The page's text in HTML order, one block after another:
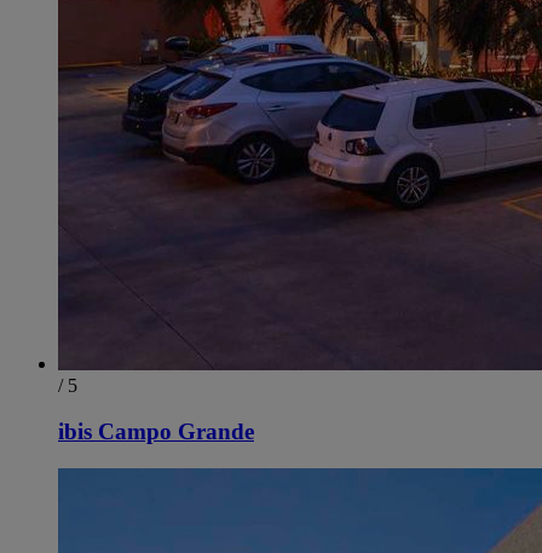
/ 5
ibis Campo Grande